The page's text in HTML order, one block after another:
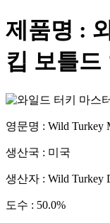
제품명 :
킵 보틀드
영문명 : Wild Turkey
생산국 : 미국
생산자 : Wild Turkey
도수 : 50.0%